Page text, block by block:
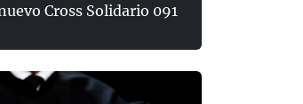
Cross Solidario 091